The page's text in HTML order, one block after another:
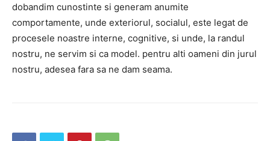
dobandim cunostinte si generam anumite
comportamente, unde exteriorul, socialul, este legat de
procesele noastre interne, cognitive, si unde, la randul
nostru, ne servim si ca model. pentru alti oameni din jurul
nostru, adesea fara sa ne dam seama.